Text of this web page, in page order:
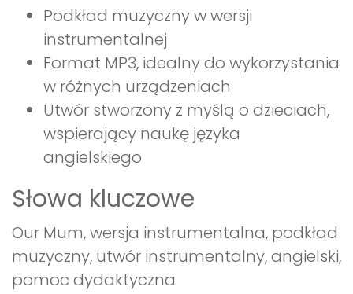
Podkład muzyczny w wersji
instrumentalnej
Format MP3, idealny do wykorzystania
w różnych urządzeniach
Utwór stworzony z myślą o dzieciach,
wspierający naukę języka
angielskiego
Słowa kluczowe
Our Mum, wersja instrumentalna, podkład
muzyczny, utwór instrumentalny, angielski,
pomoc dydaktyczna